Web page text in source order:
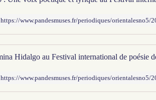
https://www.pandesmuses.fr/periodiques/orientalesno5/
https://www.pandesmuses.fr/periodiques/orientalesno5/